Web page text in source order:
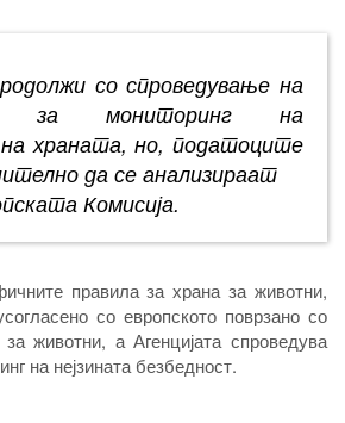
со спроведување на
за мониторинг на
храната, но, податоците
да се анализираат
Комисија.
правила за храна за животни,
со европското поврзано со
животни, а Агенцијата спроведува
на нејзината безбедност.